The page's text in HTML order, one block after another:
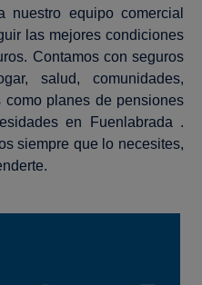
equipo comercial
las mejores condiciones
Contamos con seguros
salud, comunidades,
como planes de pensiones
en Fuenlabrada .
siempre que lo necesites,